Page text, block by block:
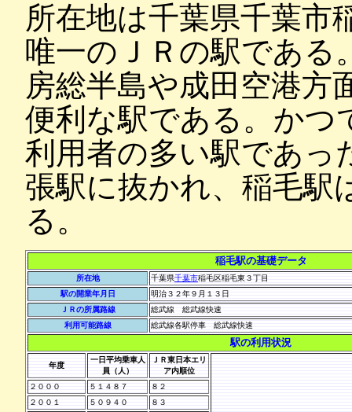
所在地は千葉県千葉市
唯一のＪＲの駅である
房総半島や成田空港方
便利な駅である。かつ
利用者の多い駅であっ
張駅に抜かれ、稲毛駅
る。
稲毛駅の基礎データ
所在地 千葉県千葉市稲毛区稲毛東３丁目
駅の開業年月日
明治３２年９月１３日
ＪＲの所属路線
総武線 総武線快速
利用可能路線
総武線各駅停車 総武線快速
駅の利用状況
年度
一日平均乗車人
員（人）
ＪＲ東日本エリ
ア内順位
２０００ ５１４８７
８２
２００１
５０９４０
８３